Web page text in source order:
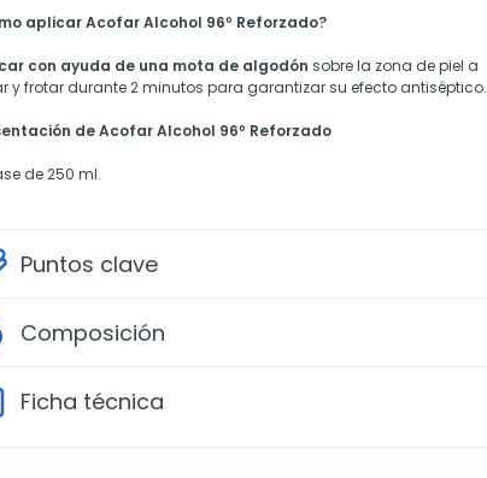
aplicar Acofar Alcohol 96º Reforzado?
con ayuda de una mota de algodón sobre la zona de piel a
y frotar durante 2 minutos para garantizar su efecto antiséptico.
de Acofar Alcohol 96º Reforzado
de 250 ml.
Puntos clave
Composición
Ficha técnica